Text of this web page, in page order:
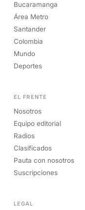
Bucaramanga
Área Metro
Santander
Colombia
Mundo
Deportes
EL FRENTE
Nosotros
Equipo editorial
Radios
Clasificados
Pauta con nosotros
Suscripciones
LEGAL